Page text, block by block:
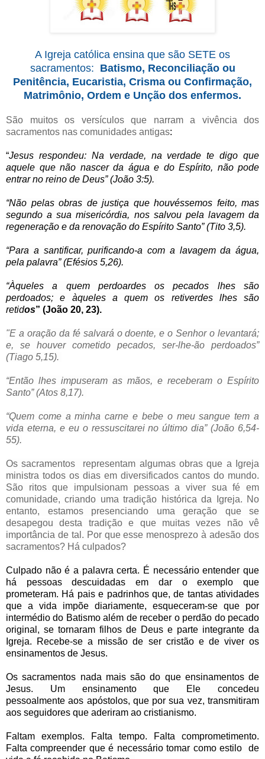
A Igreja católica ensina que são SETE os
sacramentos: Batismo, Reconciliação ou
Penitência, Eucaristia, Crisma ou Confirmação,
Matrimônio, Ordem e Unção dos enfermos.
São muitos os versículos que narram a vivência dos
sacramentos nas comunidades antigas:
“Jesus respondeu: Na verdade, na verdade te digo que
aquele que não nascer da água e do Espírito, não pode
entrar no reino de Deus” (João 3:5).
“Não pelas obras de justiça que houvéssemos feito, mas
segundo a sua misericórdia, nos salvou pela lavagem da
regeneração e da renovação do Espírito Santo” (Tito 3,5).
“Para a santificar, purificando-a com a lavagem da água,
pela palavra” (Efésios 5,26).
“Àqueles a quem perdoardes os pecados lhes são
perdoados; e àqueles a quem os retiverdes lhes são
retidos” (João 20, 23).
"E a oração da fé salvará o doente, e o Senhor o levantará;
e, se houver cometido pecados, ser-lhe-ão perdoados”
(Tiago 5,15).
“Então lhes impuseram as mãos, e receberam o Espírito
Santo” (Atos 8,17).
“Quem come a minha carne e bebe o meu sangue tem a
vida eterna, e eu o ressuscitarei no último dia” (João 6,54-
55).
Os sacramentos representam algumas obras que a Igreja
ministra todos os dias em diversificados cantos do mundo.
São ritos que impulsionam pessoas a viver sua fé em
comunidade, criando uma tradição histórica da Igreja. No
entanto, estamos presenciando uma geração que se
desapegou desta tradição e que muitas vezes não vê
importância de tal. Por que esse menosprezo à adesão dos
sacramentos? Há culpados?
Culpado não é a palavra certa. É necessário entender que
há pessoas descuidadas em dar o exemplo que
prometeram. Há pais e padrinhos que, de tantas atividades
que a vida impõe diariamente, esqueceram-se que por
intermédio do Batismo além de receber o perdão do pecado
original, se tornaram filhos de Deus e parte integrante da
Igreja. Recebe-se a missão de ser cristão e de viver os
ensinamentos de Jesus.
Os sacramentos nada mais são do que ensinamentos de
Jesus. Um ensinamento que Ele concedeu
pessoalmente aos apóstolos, que por sua vez, transmitiram
aos seguidores que aderiram ao cristianismo.
Faltam exemplos. Falta tempo. Falta comprometimento.
Falta compreender que é necessário tomar como estilo de